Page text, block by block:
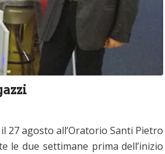
27 agosto all’Oratorio Santi Pietro
le due settimane prima dell’inizio